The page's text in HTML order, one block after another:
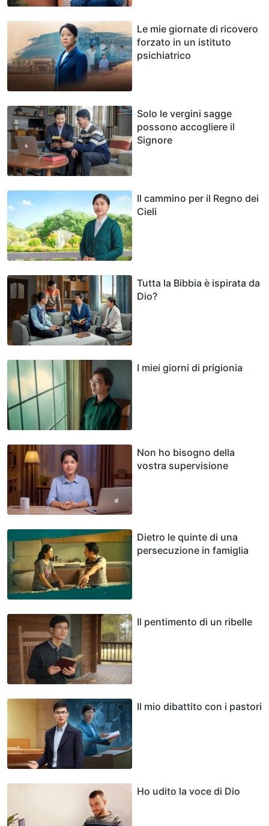
Le mie giornate di ricovero
forzato in un istituto
psichiatrico
Solo le vergini sagge
possono accogliere il
Signore
Il cammino per il Regno dei
Cieli
Tutta la Bibbia è ispirata da
Dio?
I miei giorni di prigionia
Non ho bisogno della
vostra supervisione
Dietro le quinte di una
persecuzione in famiglia
Il pentimento di un ribelle
Il mio dibattito con i pastori
Ho udito la voce di Dio